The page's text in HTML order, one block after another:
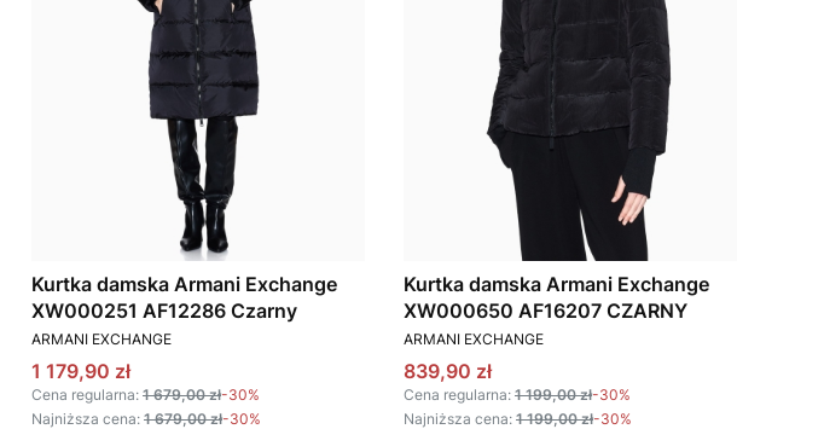
Kurtka damska Armani Exchange
XW000251 AF12286 Czarny
PRODUCENT
ARMANI EXCHANGE
Cena promocyjna
1 179,90 zł
Cena regularna: 1 679,00 zł-30%
Najniższa cena: 1 679,00 zł-30%
Kurtka damska Armani Exchange
XW000650 AF16207 CZARNY
PRODUCENT
ARMANI EXCHANGE
Cena promocyjna
839,90 zł
Cena regularna: 1 199,00 zł-30%
Najniższa cena: 1 199,00 zł-30%